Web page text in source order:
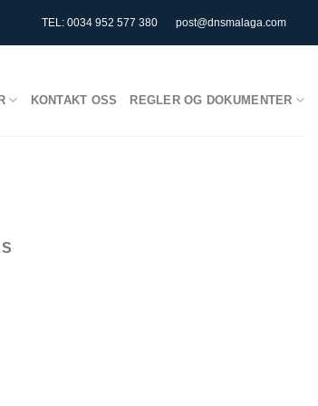
TEL: 0034 952 577 380 post@dnsmalaga.com
KONTAKT OSS REGLER OG DOKUMENTER